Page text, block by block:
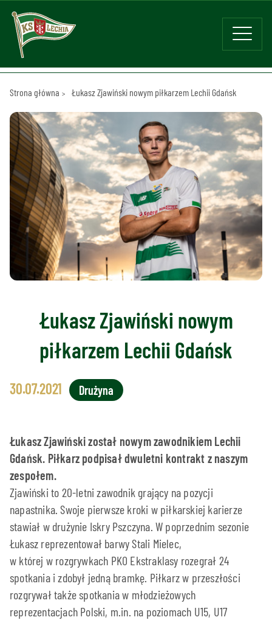
Strona główna Łukasz Zjawiński nowym piłkarzem Lechii Gdańsk
Łukasz Zjawiński nowym
piłkarzem Lechii Gdańsk
30.07.2021 Drużyna
Łukasz Zjawiński został nowym zawodnikiem Lechii
Gdańsk. Piłkarz podpisał dwuletni kontrakt z naszym
zespołem.
Zjawiński to 20-letni zawodnik grający na pozycji
napastnika. Swoje pierwsze kroki w piłkarskiej karierze
stawiał w drużynie Iskry Pszczyna. W poprzednim sezonie
Łukasz reprezentował barwy Stali Mielec,
w której w rozgrywkach PKO Ekstraklasy rozegrał 24
spotkania i zdobył jedną bramkę. Piłkarz w przeszłości
rozgrywał także spotkania w młodzieżowych
reprezentacjach Polski, m.in. na poziomach U15, U17